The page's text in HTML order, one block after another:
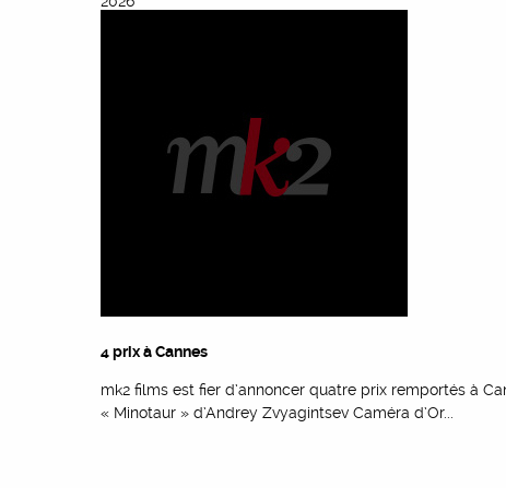
4 prix à Cannes
mk2 films est fier d’annoncer quatre prix remportés à
« Minotaur » d’Andrey Zvyagintsev Caméra d’Or...